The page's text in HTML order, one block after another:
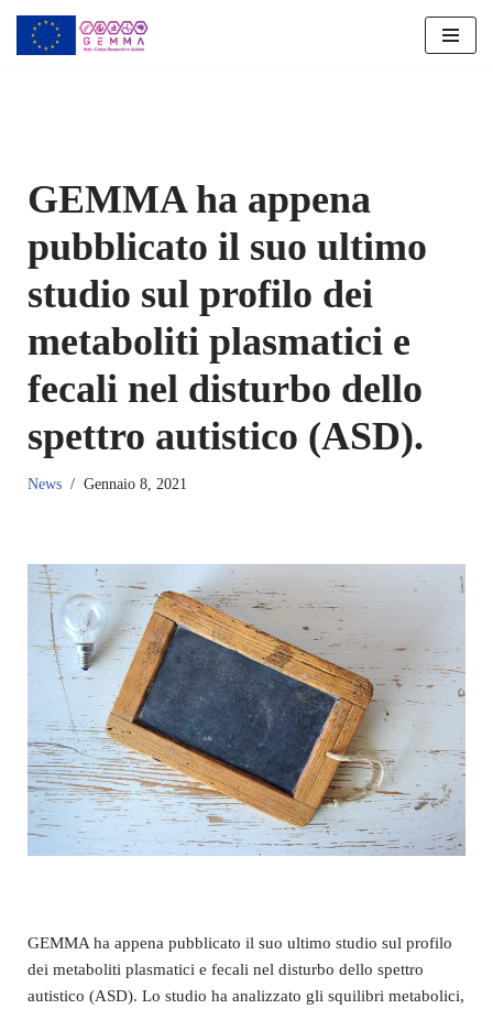
Vai
GEMMA ha appena
pubblicato il suo ultimo
studio sul profilo dei
metaboliti plasmatici e
fecali nel disturbo dello
spettro autistico (ASD).
News Gennaio 8, 2021
GEMMA ha appena pubblicato il suo ultimo studio sul profilo
dei metaboliti plasmatici e fecali nel disturbo dello spettro
autistico (ASD). Lo studio ha analizzato gli squilibri metabolici,